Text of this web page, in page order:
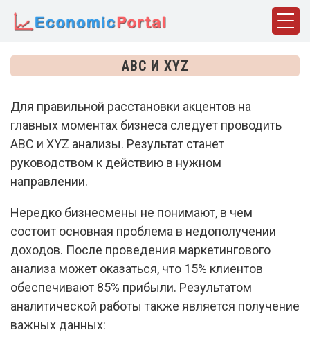
ABC И XYZ
Для правильной расстановки акцентов на
главных моментах бизнеса следует проводить
ABC и XYZ анализы. Результат станет
руководством к действию в нужном
направлении.
Нередко бизнесмены не понимают, в чем
состоит основная проблема в недополучении
доходов. После проведения маркетингового
анализа может оказаться, что 15% клиентов
обеспечивают 85% прибыли. Результатом
аналитической работы также является получение
важных данных:
ГЛАВНАЯ
ДИСЦИПЛИНЫ
ФАКТЫ
ИСТОРИЯ
КОМПАНИИ
СТАТЬИ
СЛОВАРЬ